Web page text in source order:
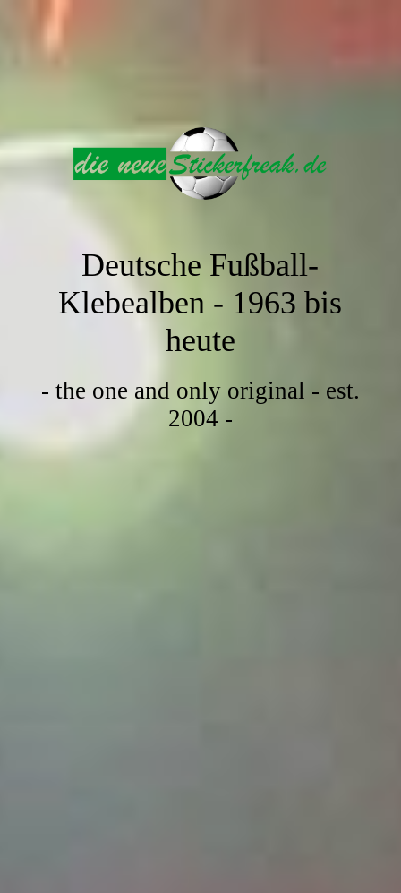
Deutsche Fußball-
Klebealben - 1963 bis
heute
- the one and only original - est.
2004 -